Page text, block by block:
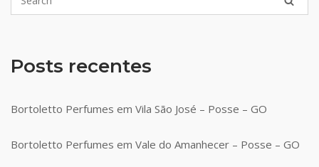
Posts recentes
Bortoletto Perfumes em Vila São José – Posse – GO
Bortoletto Perfumes em Vale do Amanhecer – Posse – GO